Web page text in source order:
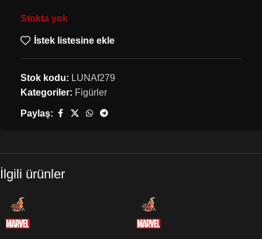
Stokta yok
İstek listesine ekle
Stok kodu: LUNAf279
Kategoriler: Figürler
Paylaş:
İlgili ürünler